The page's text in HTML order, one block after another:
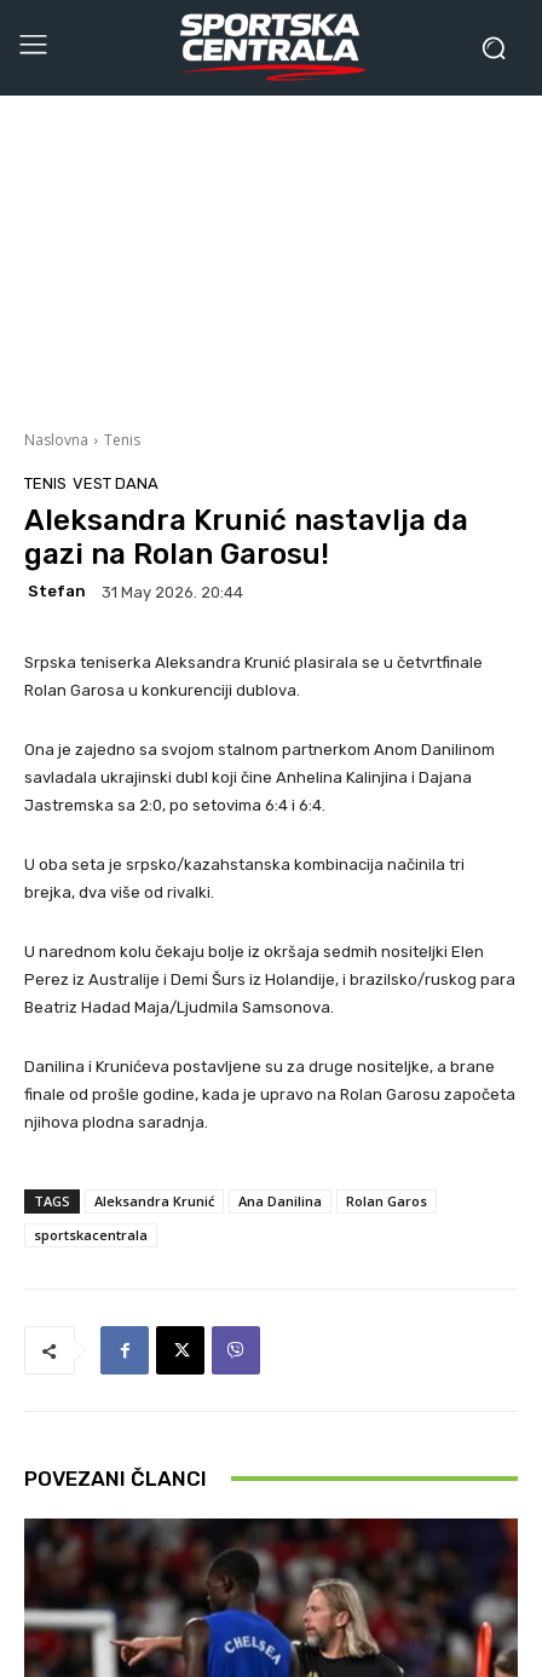
Naslovna Tenis
TENIS VEST DANA
Aleksandra Krunić nastavlja da
gazi na Rolan Garosu!
Stefan 31 May 2026. 20:44
Srpska teniserka Aleksandra Krunić plasirala se u četvrtfinale
Rolan Garosa u konkurenciji dublova.
Ona je zajedno sa svojom stalnom partnerkom Anom Danilinom
savladala ukrajinski dubl koji čine Anhelina Kalinjina i Dajana
Jastremska sa 2:0, po setovima 6:4 i 6:4.
U oba seta je srpsko/kazahstanska kombinacija načinila tri
brejka, dva više od rivalki.
U narednom kolu čekaju bolje iz okršaja sedmih nositeljki Elen
Perez iz Australije i Demi Šurs iz Holandije, i brazilsko/ruskog para
Beatriz Hadad Maja/Ljudmila Samsonova.
Danilina i Krunićeva postavljene su za druge nositeljke, a brane
finale od prošle godine, kada je upravo na Rolan Garosu započeta
njihova plodna saradnja.
TAGS Aleksandra Krunić Ana Danilina
Rolan Garos
sportskacentrala
POVEZANI ČLANCI